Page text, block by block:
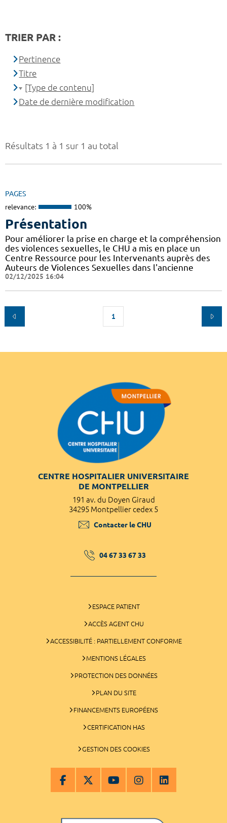
Résultats 1 à 1 sur 1 au total
PAGES
relevance: 100%
Présentation
Pour améliorer la prise en charge et la compréhension
des violences sexuelles, le CHU a mis en place un
Centre Ressource pour les Intervenants auprès des
Auteurs de Violences Sexuelles dans l'ancienne
02/12/2025 16:04
1
TRIER PAR :
Pertinence
Titre
[Type de contenu]
Date de dernière modification
CENTRE HOSPITALIER UNIVERSITAIRE
DE MONTPELLIER
191 av. du Doyen Giraud
34295 Montpellier cedex 5
Contacter le CHU
04 67 33 67 33
ESPACE PATIENT
ACCÈS AGENT CHU
ACCESSIBILITÉ : PARTIELLEMENT CONFORME
MENTIONS LÉGALES
PROTECTION DES DONNÉES
PLAN DU SITE
FINANCEMENTS EUROPÉENS
CERTIFICATION HAS
GESTION DES COOKIES